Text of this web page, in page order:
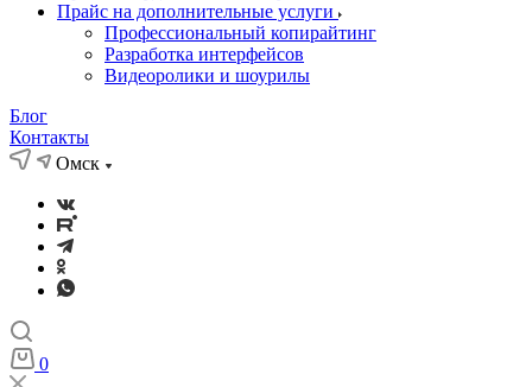
Прайс на дополнительные услуги
Профессиональный копирайтинг
Разработка интерфейсов
Видеоролики и шоурилы
Блог
Контакты
Омск
0